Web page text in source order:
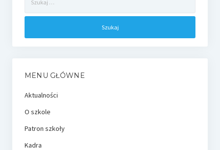
MENU GŁÓWNE
Aktualności
O szkole
Patron szkoły
Kadra